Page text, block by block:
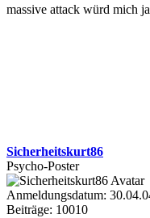
massive attack würd mich
Sicherheitskurt86
Psycho-Poster
Anmeldungsdatum:
Beiträge: 10010